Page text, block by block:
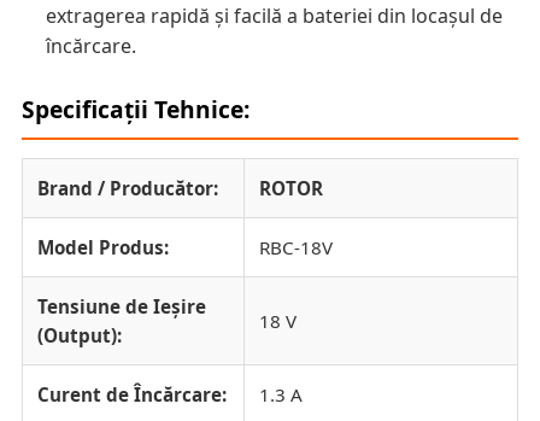
extragerea rapidă și facilă a bateriei din locașul de
încărcare.
Specificații Tehnice:
Brand / Producător: ROTOR
Model Produs: RBC-18V
Tensiune de Ieșire
(Output):
18 V
Curent de Încărcare: 1.3 A